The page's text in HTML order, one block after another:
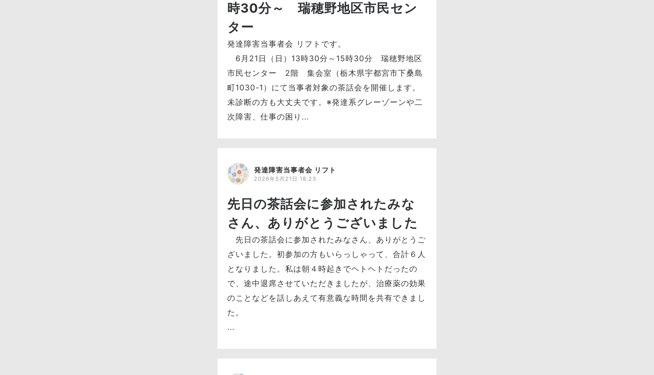
時30分～ 瑞穂野地区市民セン
ター
発達障害当事者会 リフトです。
6月21日（日）13時30分～15時30分 瑞穂野地区
市民センター 2階 集会室（栃木県宇都宮市下桑島
町1030-1）にて当事者対象の茶話会を開催します。
未診断の方も大丈夫です。※発達系グレーゾーンや二
次障害、仕事の困り...
発達障害当事者会 リフト
2026年5月21日 18:23
先日の茶話会に参加されたみな
さん、ありがとうございました
先日の茶話会に参加されたみなさん、ありがとうご
ざいました。初参加の方もいらっしゃって、合計６人
となりました。私は朝４時起きでヘトヘトだったの
で、途中退席させていただきましたが、治療薬の効果
のことなどを話しあえて有意義な時間を共有できまし
た。
...